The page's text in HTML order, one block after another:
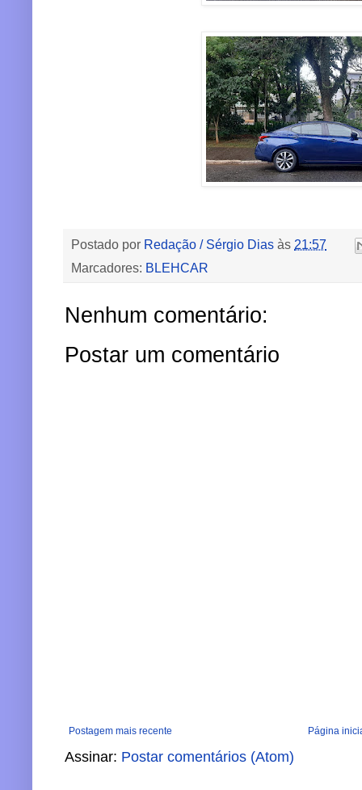
Postado por Redação / Sérgio Dias às 21:57
Marcadores: BLEHCAR
Nenhum comentário:
Postar um comentário
Postagem mais recente Página
Assinar: Postar comentários (Atom)